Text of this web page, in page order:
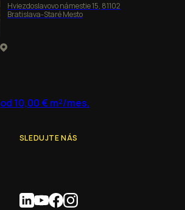
Hviezdoslavovo námestie 15, 81102
Bratislava-Staré Mesto
od 10,00 € m²/mes.
SLEDUJTE NÁS